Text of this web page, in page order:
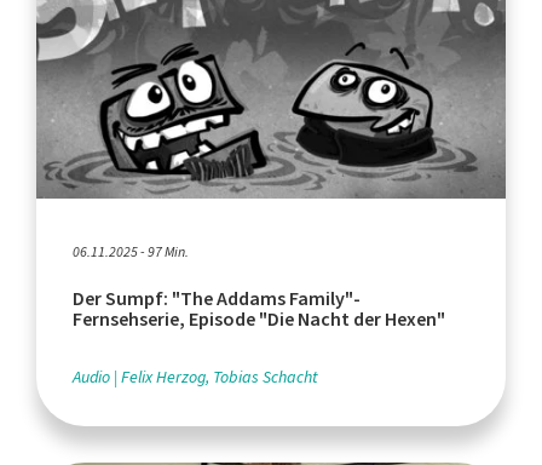
06.11.2025 - 97 Min.
Der Sumpf: "The Addams Family"-
Fernsehserie, Episode "Die Nacht der Hexen"
Audio Felix Herzog, Tobias Schacht